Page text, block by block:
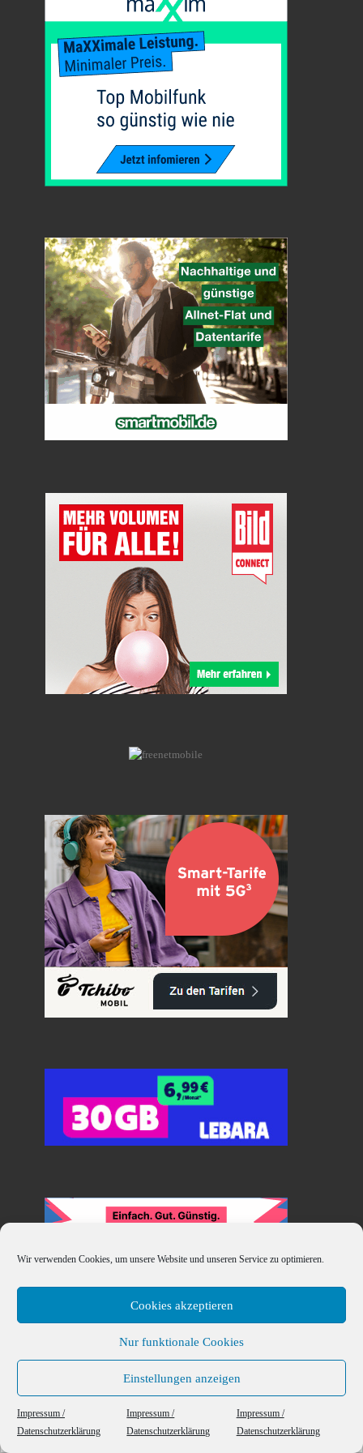
Got it!
Wir verwenden Cookies, um unsere Website und unseren Service zu optimieren.
Cookies akzeptieren
Nur funktionale Cookies
Einstellungen anzeigen
Impressum /
Datenschutzerklärung
Impressum /
Datenschutzerklärung
Impressum /
Datenschutzerklärung